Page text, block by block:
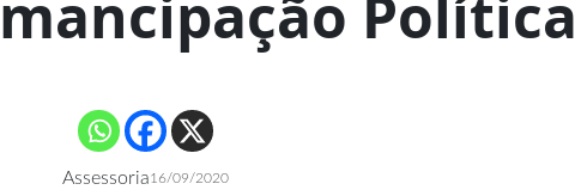
Política
Assessoria16/09/2020